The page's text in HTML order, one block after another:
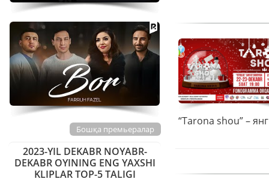
Бошқа премьералар
2023-YIL DEKABR NOYABR-
DEKABR OYINING ENG YAXSHI
KLIPLAR TOP-5 TALIGI